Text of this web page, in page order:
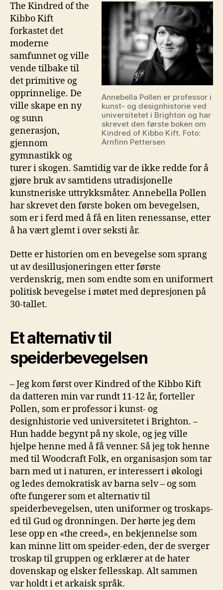
Annebella Pollen er professor i
kunst- og designhistorie ved
universitetet i Brighton og har
skrevet den første boken om
Kindred of Kibbo Kift. Foto:
Arnfinn Pettersen
The Kindred of the
Kibbo Kift
forkastet det
moderne
samfunnet og ville
vende tilbake til
det primitive og
opprinnelige. De
ville skape en ny
og sunn
generasjon,
gjennom
gymnastikk og
turer i skogen. Samtidig var de ikke redde for å
gjøre bruk av samtidens utradisjonelle
kunstneriske uttrykksmåter. Annebella Pollen
har skrevet den første boken om bevegelsen,
som er i ferd med å få en liten renessanse, etter
å ha vært glemt i over seksti år.
Dette er historien om en bevegelse som sprang
ut av desillusjoneringen etter første
verdenskrig, men som endte som en uniformert
politisk bevegelse i møtet med depresjonen på
30-tallet.
Et alternativ til
speiderbevegelsen
– Jeg kom først over Kindred of the Kibbo Kift
da datteren min var rundt 11-12 år, forteller
Pollen, som er professor i kunst- og
designhistorie ved universitetet i Brighton. –
Hun hadde begynt på ny skole, og jeg ville
hjelpe henne med å få venner. Så jeg tok henne
med til Woodcraft Folk, en organisasjon som tar
barn med ut i naturen, er interessert i økologi
og ledes demokratisk av barna selv – og som
ofte fungerer som et alternativ til
speiderbevegelsen, uten uniformer og troskaps-
ed til Gud og dronningen. Der hørte jeg dem
lese opp en «the creed», en bekjennelse som
kan minne litt om speider-eden, der de sverger
troskap til gruppen og erklærer at de hater
dovenskap og elsker fellesskap. Alt sammen
var holdt i et arkaisk språk.